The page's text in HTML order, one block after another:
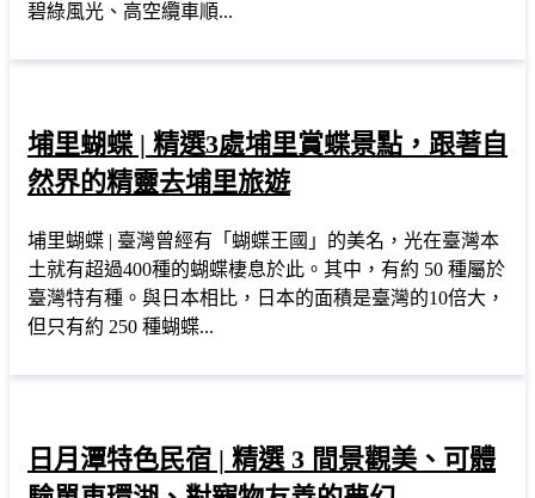
碧綠風光、高空纜車順...
埔里蝴蝶 | 精選3處埔里賞蝶景點，跟著自
然界的精靈去埔里旅遊
埔里蝴蝶 | 臺灣曾經有「蝴蝶王國」的美名，光在臺灣本
土就有超過400種的蝴蝶棲息於此。其中，有約 50 種屬於
臺灣特有種。與日本相比，日本的面積是臺灣的10倍大，
但只有約 250 種蝴蝶...
日月潭特色民宿 | 精選 3 間景觀美、可體